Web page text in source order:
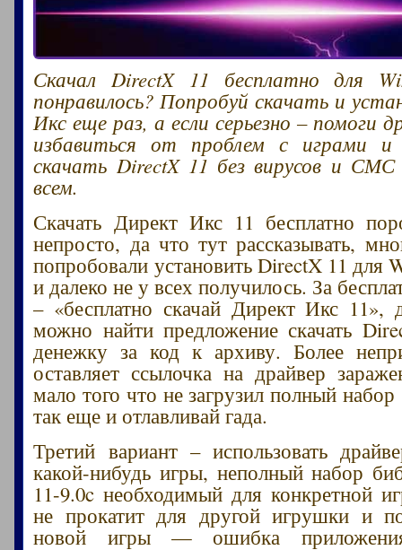
Скачал DirectX 11 бесплатно для
понравилось? Попробуй скачать и
Икс еще раз, а если серьезно – помоги
избавиться от проблем с играми и
скачать DirectX 11 без вирусов и СМС
всем.
Скачать Директ Икс 11 бесплатно
непросто, да что тут рассказывать,
попробовали установить DirectX 11 для
и далеко не у всех получилось. За
– «бесплатно скачай Директ Икс 11»,
можно найти предложение скачать
денежку за код к архиву. Более
оставляет ссылочка на драйвер
мало того что не загрузил полный
так еще и отлавливай гада.
Третий вариант – использовать
какой-нибудь игры, неполный набор
11-9.0c необходимый для конкретной
не прокатит для другой игрушки и
новой игры — ошибка